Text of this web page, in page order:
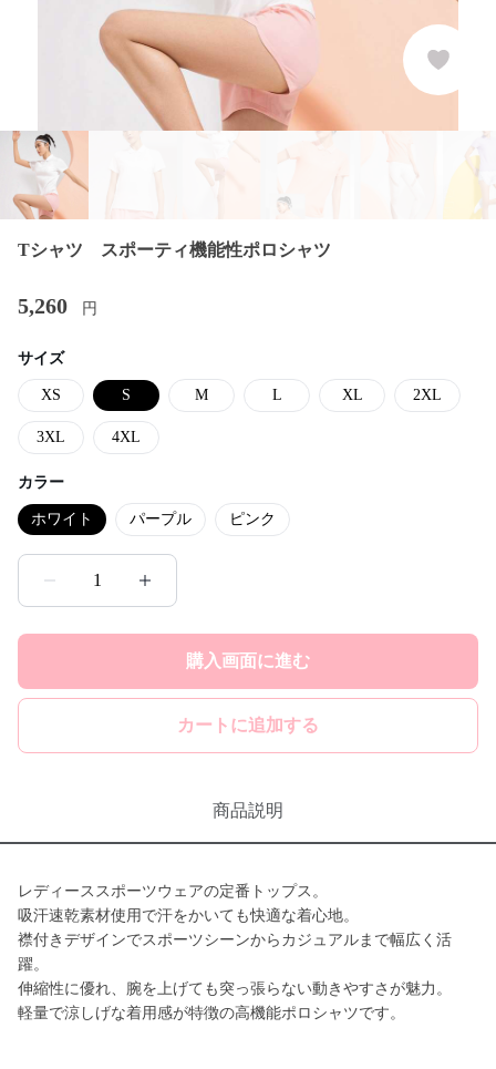
Tシャツ スポーティ機能性ポロシャツ
5,260 円
サイズ
XS S M L XL 2XL
3XL 4XL
カラー
ホワイト パープル ピンク
1
購入画面に進む
カートに追加する
商品説明
レディーススポーツウェアの定番トップス。
吸汗速乾素材使用で汗をかいても快適な着心地。
襟付きデザインでスポーツシーンからカジュアルまで幅広く活
躍。
伸縮性に優れ、腕を上げても突っ張らない動きやすさが魅力。
軽量で涼しげな着用感が特徴の高機能ポロシャツです。